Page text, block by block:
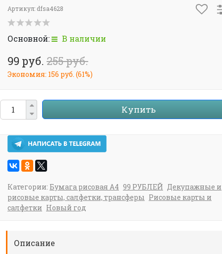
Артикул: dfsa4628
Основной: В наличии
99 руб. 255 руб.
Экономия: 156 руб. (61%)
Купить
Категории: Бумага рисовая А4 99 РУБЛЕЙ Декупажные и
рисовые карты, салфетки, трансферы Рисовые карты и
салфетки Новый год
Описание